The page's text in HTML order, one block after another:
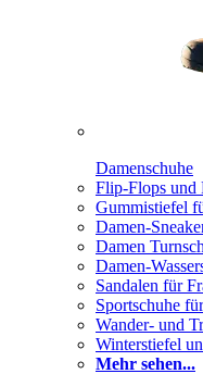
Damenschuhe
Flip-Flops und
Gummistiefel
Damen-
Damen
Damen-
Sandalen für
Sportschuhe
Wander- und
Winterstiefel
Mehr sehen...